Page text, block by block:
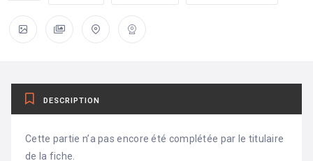
DESCRIPTION
Cette partie n’a pas encore été complétée par le titulaire
de la fiche.